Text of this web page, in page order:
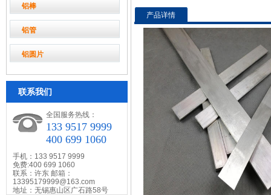
铝棒
铝管
铝圆片
联系我们
全国服务热线：
133 9517 9999
400 699 1060
手机：133 9517 9999
免费:400 699 1060
联系：许东 邮箱：
13395179999@163.com
地址：无锡惠山区广石路58号
产品详情